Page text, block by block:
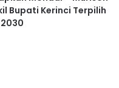
Bupati Kerinci Terpilih